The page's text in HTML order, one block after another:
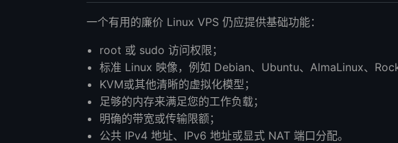
一个有用的廉价 Linux VPS 仍应提供基础功能：
root 或 sudo 访问权限；
标准 Linux 映像，例如 Debian、Ubuntu、AlmaLinux、
KVM或其他清晰的虚拟化模型；
足够的内存来满足您的工作负载；
明确的带宽或传输限额；
公共 IPv4 地址、IPv6 地址或显式 NAT 端口分配。